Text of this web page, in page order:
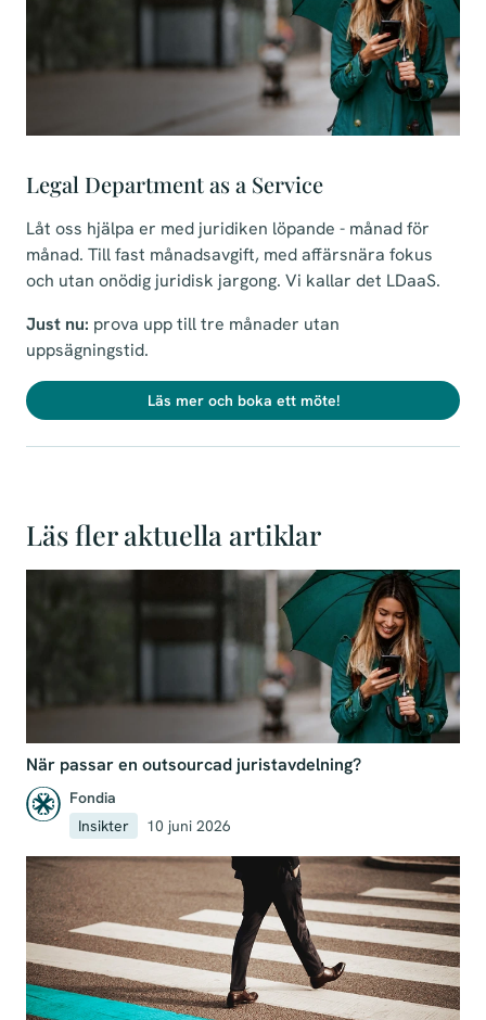
Legal Department as a Service
Låt oss hjälpa er med juridiken löpande - månad för
månad. Till fast månadsavgift, med affärsnära fokus
och utan onödig juridisk jargong. Vi kallar det LDaaS.
Just nu: prova upp till tre månader utan
uppsägningstid.
Läs mer och boka ett möte!
Läs fler aktuella artiklar
När passar en outsourcad juristavdelning?
Fondia
Insikter
10 juni 2026